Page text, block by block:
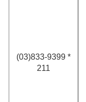
(03)833-9399 *
211